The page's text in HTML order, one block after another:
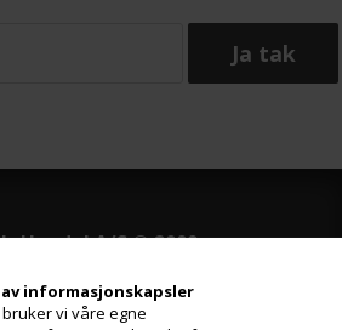
informasjonskapsler
vi våre egne
Handel A/S © 2009
Danmark
Tlf. +45 36 86 80 80